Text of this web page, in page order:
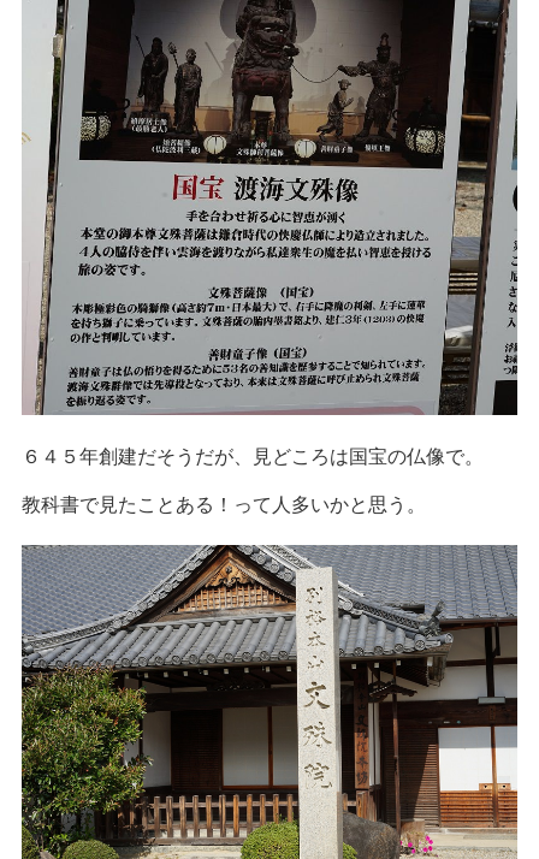
６４５年創建だそうだが、見どころは国宝の仏像で。
教科書で見たことある！って人多いかと思う。